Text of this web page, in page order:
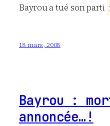
Bayrou a tué son parti
18 mars, 2008
Bayrou :
annoncée…!